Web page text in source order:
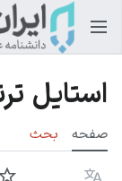
استایل
صفحه بحث